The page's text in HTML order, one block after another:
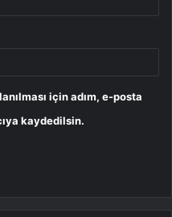
için adım, e-posta
kaydedilsin.